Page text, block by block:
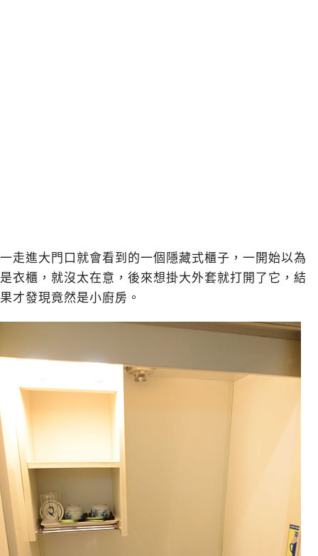
一走進大門口就會看到的一個隱藏式櫃子，一開始以為
是衣櫃，就沒太在意，後來想掛大外套就打開了它，結
果才發現竟然是小廚房。